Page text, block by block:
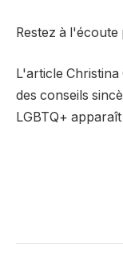
Restez à l'écoute
L'article
des conseils
LGBTQ+